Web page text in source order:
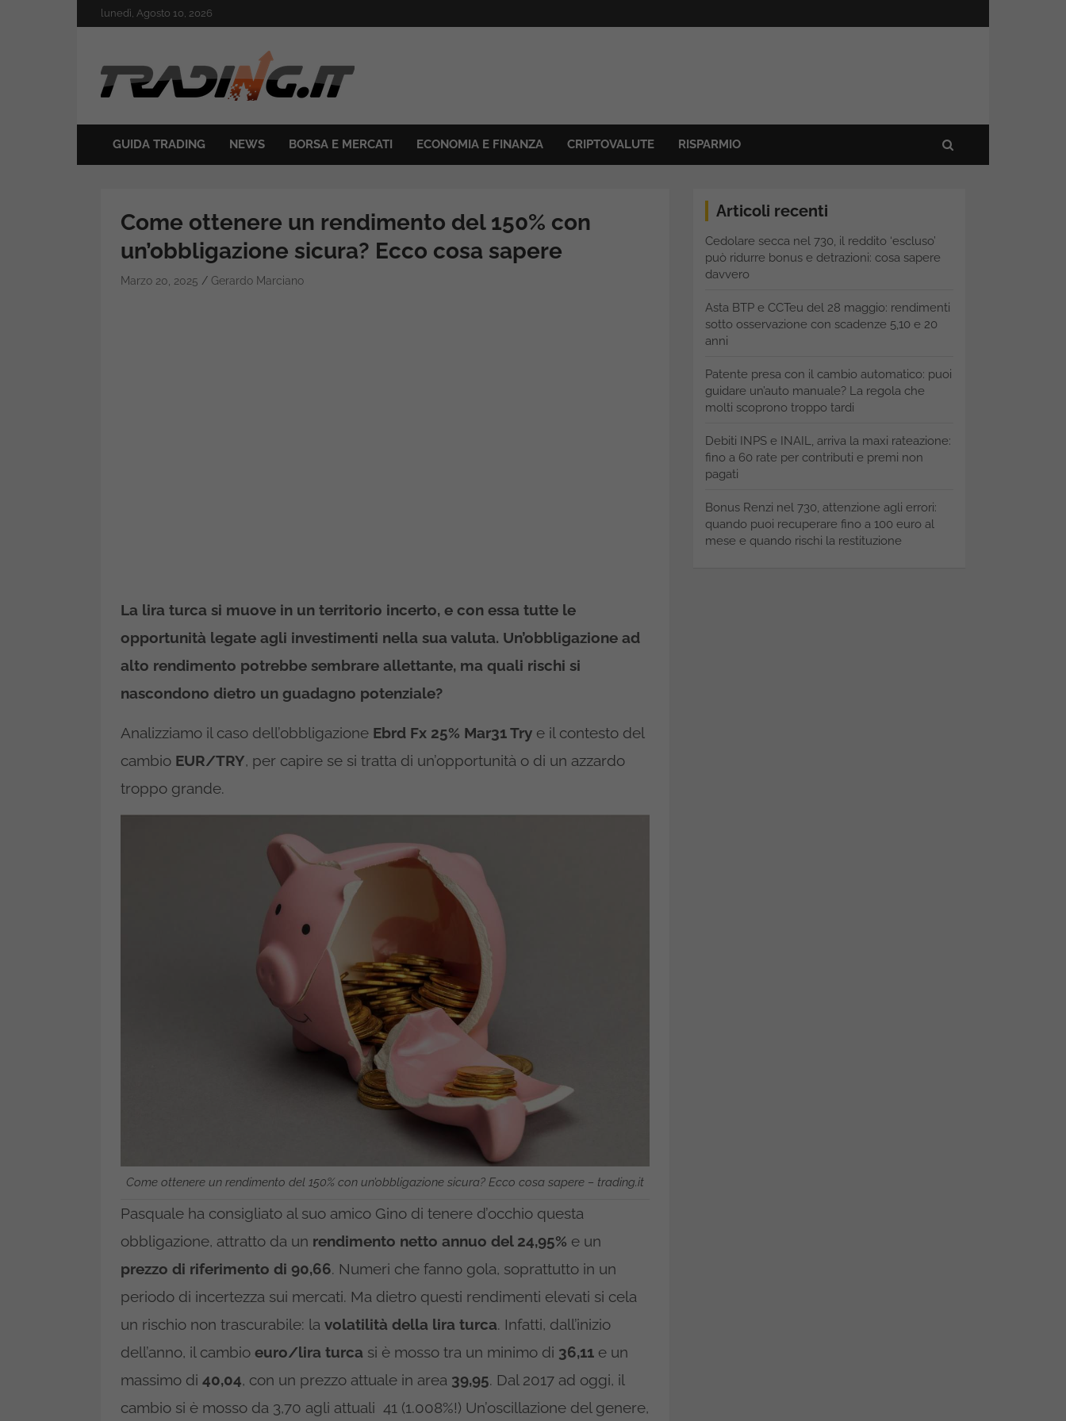
to
lunedì, Agosto 10, 2026
Trading.it
GUIDA TRADING NEWS BORSA E MERCATI ECONOMIA E FINANZA CRIPTOVALUTE RISPARMIO
Come ottenere un rendimento del 150% con
un’obbligazione sicura? Ecco cosa sapere
Marzo 20, 2025 Gerardo Marciano
La lira turca si muove in un territorio incerto, e con essa tutte le
opportunità legate agli investimenti nella sua valuta. Un’obbligazione ad
alto rendimento potrebbe sembrare allettante, ma quali rischi si
nascondono dietro un guadagno potenziale?
Analizziamo il caso dell’obbligazione Ebrd Fx 25% Mar31 Try e il contesto del
cambio EUR/TRY, per capire se si tratta di un’opportunità o di un azzardo
troppo grande.
Come ottenere un rendimento del 150% con un’obbligazione sicura? Ecco cosa sapere – trading.it
Pasquale ha consigliato al suo amico Gino di tenere d’occhio questa
obbligazione, attratto da un rendimento netto annuo del 24,95% e un
prezzo di riferimento di 90,66. Numeri che fanno gola, soprattutto in un
periodo di incertezza sui mercati. Ma dietro questi rendimenti elevati si cela
un rischio non trascurabile: la volatilità della lira turca. Infatti, dall’inizio
dell’anno, il cambio euro/lira turca si è mosso tra un minimo di 36,11 e un
massimo di 40,04, con un prezzo attuale in area 39,95. Dal 2017 ad oggi, il
cambio si è mosso da 3,70 agli attuali 41 (1.008%!) Un’oscillazione del genere,
Articoli recenti
Cedolare secca nel 730, il reddito ‘escluso’
può ridurre bonus e detrazioni: cosa sapere
davvero
Asta BTP e CCTeu del 28 maggio: rendimenti
sotto osservazione con scadenze 5,10 e 20
anni
Patente presa con il cambio automatico: puoi
guidare un’auto manuale? La regola che
molti scoprono troppo tardi
Debiti INPS e INAIL, arriva la maxi rateazione:
fino a 60 rate per contributi e premi non
pagati
Bonus Renzi nel 730, attenzione agli errori:
quando puoi recuperare fino a 100 euro al
mese e quando rischi la restituzione